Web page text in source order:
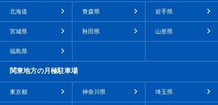
北海道 青森県 岩手県
宮城県 秋田県 山形県
福島県
関東地方の月極駐車場
東京都 神奈川県 埼玉県